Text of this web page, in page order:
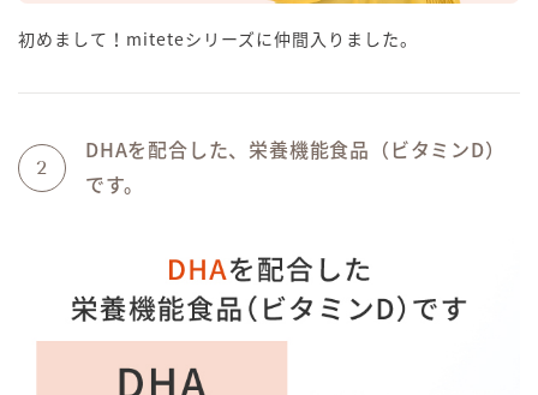
初めまして！miteteシリーズに仲間入りました。
2
DHAを配合した、栄養機能食品（ビタミンD）
です。